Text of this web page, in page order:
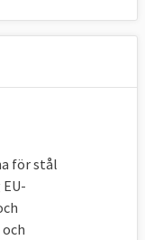
för stål